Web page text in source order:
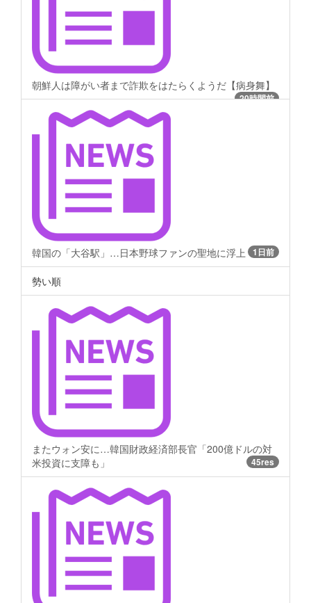
朝鮮人は障がい者まで詐欺をはたらくようだ【病身舞】
20時間前
韓国の「大谷駅」…日本野球ファンの聖地に浮上 1日前
勢い順
またウォン安に…韓国財政経済部長官「200億ドルの対
米投資に支障も」
45res